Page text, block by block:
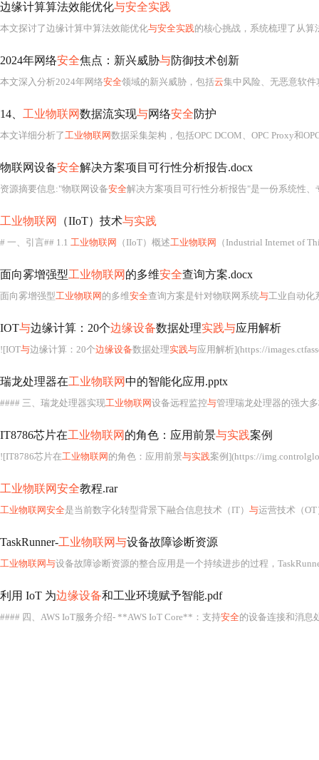
边缘计算算法效能优化与安全实践
本文探讨了边缘计算中算法效能优化与安全实践的核心挑战，系统梳理了从算法架构设计到部署
2024年网络安全焦点：新兴威胁与防御技术创新
本文深入分析2024年网络安全领域的新兴威胁，包括云集中风险、无恶意软
14、 工业物联网数据流实现与网络安全防护
本文详细分析了工业物联网数据采集架构，包括OPC DCOM、OPC Proxy和OPC UA三种方案的特点及优缺点。同时
物联网设备安全解决方案项目可行性分析报告.docx
资源摘要信息:"物联网设备安全解决方案项目可行性分析报告"是一份系统性、专业性极强的综合性技术经济
工业物联网 （IIoT）技术与实践
# 一、引言## 1.1 工业物联网 （IIoT）概述工业物联网 （Industrial Internet of Things，简称IIoT）是指利用物联网技术连接、监控、采集和交换工业相
面向雾增强型工业物联网 的多维安全查询方案.docx
面向雾增强型工业物联网 的多维安全查询方案是针对物联网系统与工业自动化
IOT与边缘计算：20个边缘设备数据处理实践与应用解析
![IOT与边缘计算：20个边缘设备数据处理实践与应用解析](https://images.ctfassets.net/o7xu9whrs0u9/66OoVEWkv5ITMdlTcJ9mPi/
瑞龙处理器在工业物联网中的智能化应用.pptx
#### 三、瑞龙处理器实现工业物联网设备远程监控与管理瑞龙处理器的强大多
IT8786芯片在工业物联网 的角色：应用前景与实践案例
![IT8786芯片在工业物联网 的角色：应用前景与实践案例](https://img.controlglobal.com/files/base/ebm/controlglobal/image/2023/10/
工业物联网安全教程.rar
工业物联网安全是当前数字化转型背景下融合信息技术（IT） 与运营技术（OT）的关键交叉领域，其核心目标是在保障工业控制系统（ICS）、分布
TaskRunner-工业物联网与设备故障诊断资源
工业物联网与设备故障诊断资源的整合应用是一个持续进步的过程，
利用 IoT 为边缘设备和工业环境赋予智能.pdf
#### 四、AWS IoT服务介绍- **AWS IoT Core**：支持安全的设备连接和消息